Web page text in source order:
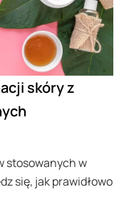
skóry z
stosowanych w
się, jak prawidłowo